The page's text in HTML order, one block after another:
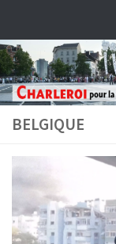
BELGIQUE